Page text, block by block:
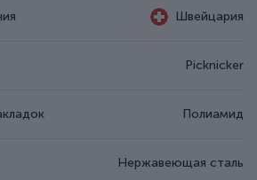
Швейцария
Picknicker
Полиамид
Нержавеющая сталь